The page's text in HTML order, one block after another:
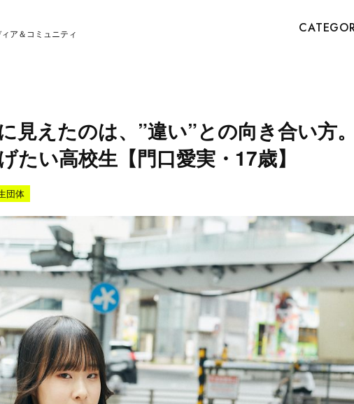
ア＆コミュニティ
見えたのは、”違い”との向き合い方
たい高校生【門口愛実・17歳】
団体